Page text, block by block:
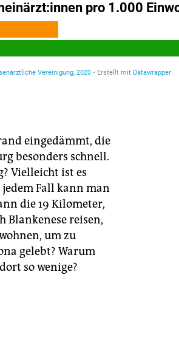
eingedämmt, die
besonders schnell.
Vielleicht ist es
Fall kann man
die 19 Kilometer,
Blankenese reisen,
um zu
gelebt? Warum
so wenige?